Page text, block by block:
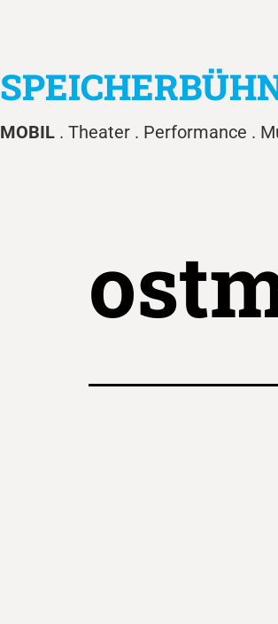
MOBIL . Theater . Performance .